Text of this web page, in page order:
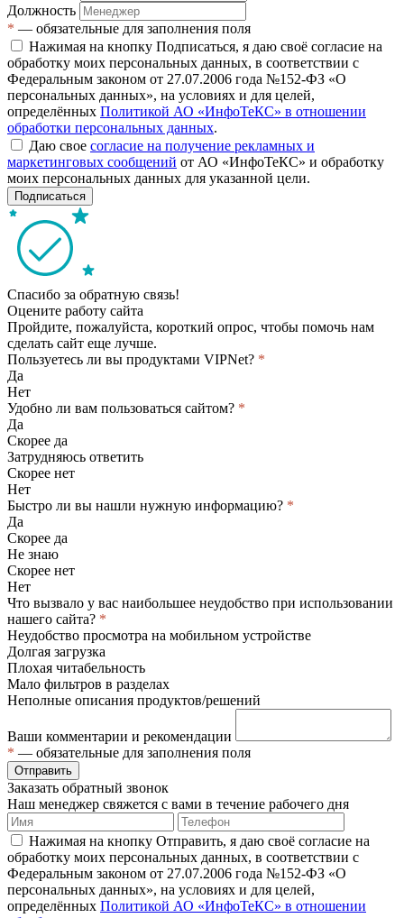
Должность
* — обязательные для заполнения поля
Нажимая на кнопку Подписаться, я даю своё согласие на
обработку моих персональных данных, в соответствии с
Федеральным законом от 27.07.2006 года №152-ФЗ «О
персональных данных», на условиях и для целей,
определённых Политикой АО «ИнфоТеКС» в отношении
обработки персональных данных.
Даю свое согласие на получение рекламных и
маркетинговых сообщений от АО «ИнфоТеКС» и обработку
моих персональных данных для указанной цели.
Подписаться
Спасибо за обратную связь!
Оцените работу сайта
Пройдите, пожалуйста, короткий опрос, чтобы помочь нам
сделать сайт еще лучше.
Пользуетесь ли вы продуктами VIPNet? *
Да
Нет
Удобно ли вам пользоваться сайтом? *
Да
Скорее да
Затрудняюсь ответить
Скорее нет
Нет
Быстро ли вы нашли нужную информацию? *
Да
Скорее да
Не знаю
Скорее нет
Нет
Что вызвало у вас наибольшее неудобство при использовании
нашего сайта? *
Неудобство просмотра на мобильном устройстве
Долгая загрузка
Плохая читабельность
Мало фильтров в разделах
Неполные описания продуктов/решений
Ваши комментарии и рекомендации
* — обязательные для заполнения поля
Отправить
Заказать обратный звонок
Наш менеджер свяжется с вами в течение рабочего дня
Нажимая на кнопку Отправить, я даю своё согласие на
обработку моих персональных данных, в соответствии с
Федеральным законом от 27.07.2006 года №152-ФЗ «О
персональных данных», на условиях и для целей,
определённых Политикой АО «ИнфоТеКС» в отношении